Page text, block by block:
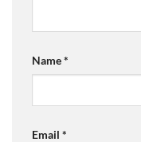
Name*
Email *